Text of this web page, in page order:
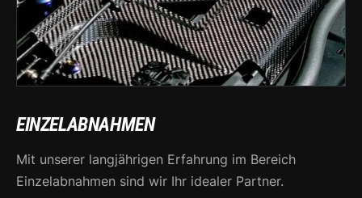
EINZELABNAHMEN
Mit unserer langjährigen Erfahrung im Bereich
Einzelabnahmen sind wir Ihr idealer Partner.